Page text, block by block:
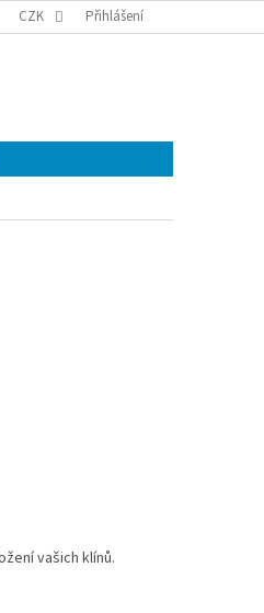
REKLAMACE
CZK Přihlášení
vašich klínů.